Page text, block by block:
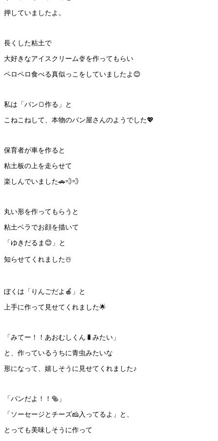
押していましたよ。
長くした粘土で
大好きなアイスクリーム🍨を作ってもらい
ペロペロ食べる真似っこをしていましたよ😊
私は「パン🍞作る」と
こねこねして、本物のパン屋さんのようでした💖
保育者が車を作ると
粘土板の上を走らせて
楽しんでいました🚗💨💨
丸い形を作ってもらうと
粘土ベラでお顔を描いて
「ゆきだるま😊」と
知らせてくれました☃️
ぼくは「りんごだよ🍎」と
上手に作って見せてくれました🌟
「みてー！！あおむしくん🐛みたい」
と、作っているうちに青虫みたいな
形になって、嬉しそうに見せてくれました♪
「パンだよ！！🥯」
「ソーセージとチーズ🧀入ってるよ」と、
とっても美味しそうに作って